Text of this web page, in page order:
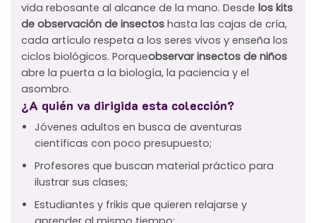
vida rebosante al alcance de la mano. Desde los kits
de observación de insectos hasta las cajas de cría,
cada artículo respeta a los seres vivos y enseña los
ciclos biológicos. Porqueobservar insectos de niños
abre la puerta a la biología, la paciencia y el
asombro.
¿A quién va dirigida esta colección?
Jóvenes adultos en busca de aventuras
científicas con poco presupuesto;
Profesores que buscan material práctico para
ilustrar sus clases;
Estudiantes y frikis que quieren relajarse y